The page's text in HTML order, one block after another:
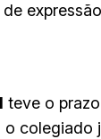
teve o